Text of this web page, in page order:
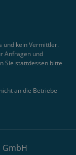
und kein Vermittler.
Anfragen und
Sie stattdessen bitte
an die Betriebe